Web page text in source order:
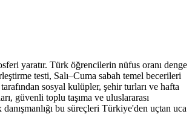
yaratır. Türk öğrencilerin nüfus oranı denge
testi, Salı–Cuma sabah temel becerileri
sosyal kulüpler, şehir turları ve hafta
güvenli toplu taşıma ve uluslararası
bu süreçleri Türkiye'den uçtan uca